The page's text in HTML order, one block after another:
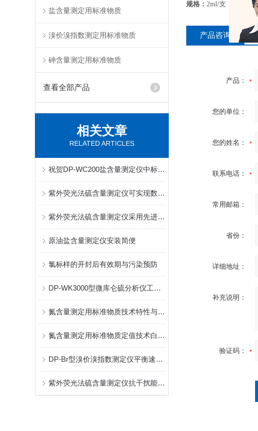
盐含量测定用标准物质
溴价溴指数测定用标准物质
砷含量测定用标准物质
查看全部产品
相关文章
RELATED ARTICLES
祝贺DP-WC200盐含量测定仪中标东营晨曦化工有限责任公司
紫外荧光法硫含量测定仪可实现数据自动传输
紫外荧光法硫含量测定仪采用先进的分析方法
原油盐含量测定仪安装简便
氯标样的开封后有效期与污染预防
DP-WK3000型微库仑硫分析仪工作程序的可靠性
氮含量测定用标准物质技术特性与应用分析报告
氮含量测定用标准物质定值技术白皮书
DP-Br型溴价溴指数测定仪平衡速度快
紫外荧光法硫含量测定仪抗干扰能力强
规格： 2ml/支，10支/盒
产品咨询
产品：
您的单位：
您的姓名：
联系电话：
常用邮箱：
省份：
详细地址：
补充说明：
验证码：